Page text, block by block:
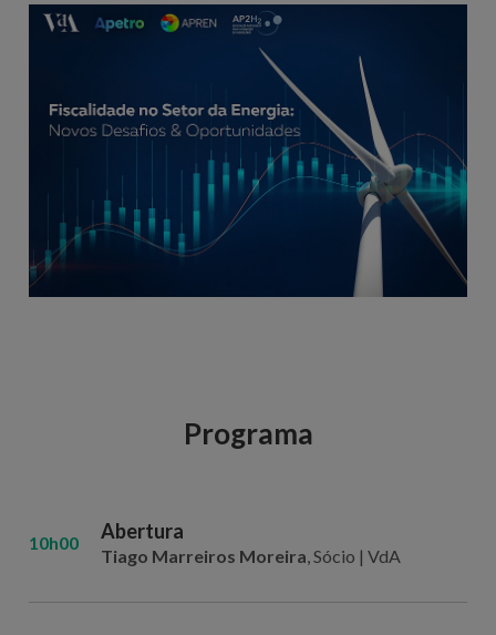
Programa
10h00 Abertura
Tiago Marreiros Moreira, Sócio | VdA